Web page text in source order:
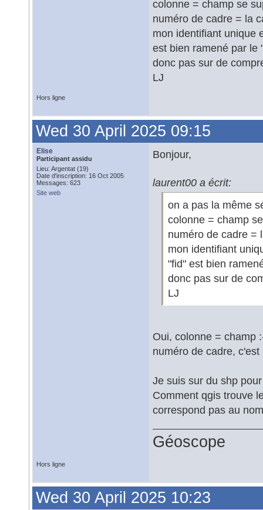
colonne = champ se
numéro de cadre = la
mon identifiant unique
est bien ramené par le
donc pas sur de
LJ
Hors ligne
Wed 30 April 2025 09:15
Elise
Participant assidu
Lieu: Argentat (19)
Date d'inscription: 16 Oct 2005
Messages: 623
Site web
Bonjour,
laurent00 a écrit:
on a pas la même
colonne = champ
numéro de cadre =
mon identifiant
"fid" est bien
donc pas sur de
LJ
Oui, colonne = champ
numéro de cadre,
Je suis sur du shp
Comment qgis trouve
correspond pas au
Géoscope
Hors ligne
Wed 30 April 2025 10:23